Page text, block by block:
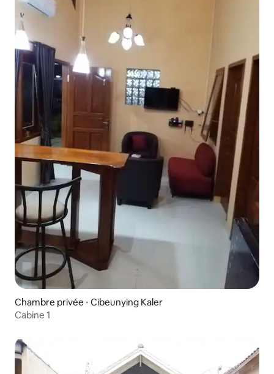
Chambre privée ⋅ Cibeunying Kaler
Cabine 1